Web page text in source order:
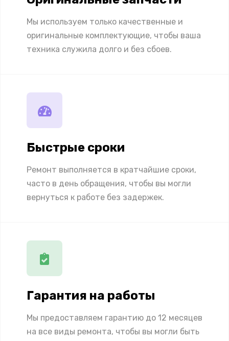
Мы используем только качественные и
оригинальные комплектующие, чтобы ваша
техника служила долго и без сбоев.
Быстрые сроки
Ремонт выполняется в кратчайшие сроки,
часто в день обращения, чтобы вы могли
вернуться к работе без задержек.
Гарантия на работы
Мы предоставляем гарантию до 12 месяцев
на все виды ремонта, чтобы вы могли быть